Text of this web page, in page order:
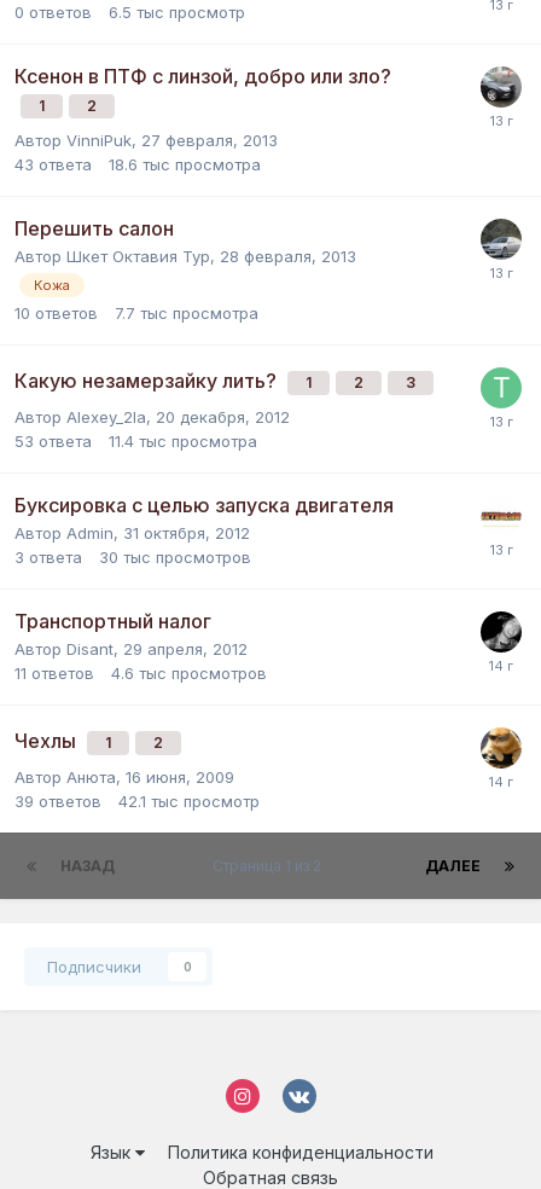
0 ответов 6.5 тыс просмотр
Ксенон в ПТФ с линзой, добро или зло?
1 2
Автор VinniPuk, 27 февраля, 2013
43 ответа 18.6 тыс просмотра
Перешить салон
Автор Шкет Октавия Тур, 28 февраля, 2013
Кожа
10 ответов 7.7 тыс просмотра
Какую незамерзайку лить? 1 2 3
Автор Alexey_2la, 20 декабря, 2012
53 ответа 11.4 тыс просмотра
Буксировка с целью запуска двигателя
Автор Admin, 31 октября, 2012
3 ответа 30 тыс просмотров
Транспортный налог
Автор Disant, 29 апреля, 2012
11 ответов 4.6 тыс просмотров
Чехлы 1 2
Автор Анюта, 16 июня, 2009
39 ответов 42.1 тыс просмотр
НАЗАД ДАЛЕЕ
Страница 1 из 2
Подписчики 0
Язык
Политика конфиденциальности
Обратная связь